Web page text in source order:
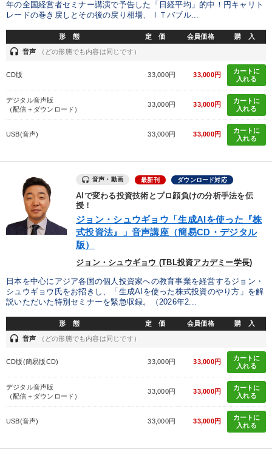
製造業 卸売・小売・飲食業 建設・不動産業
IT・サービス・金融業 コンサルタント 専門家
テレビ・ネットで話題 販売戦略 ブランディング
※「更新」を押すと「テーマ」「キーワード」を更新いただけます。
経営音声・動画を探す refresh 更新する
全国経営者セミナー収録物以外の経営教材（全761タイトル）からお探
しいただけます
2025年春季全国経営者セミナー収録講演ＣＤ・講演ＤＶＤ・デジ
タル版（音声／動画ストリーミング・ダウンロード）
仕事のスキルと人間力を高める知恵を身につける
2026年春季全国経営者セミナー収録講演ＣＤ・講演ＤＶＤ・デジ
タル版（音声／動画ストリーミング・ダウンロード）
【1月】音声・映像
2025年夏季全国経営者セミナー収録講演ＣＤ・講演ＤＶＤ・デジ
タル版（音声／動画ストリーミング・ダウンロード）
年の全国経営者セミナー講演で予告した「日経平均」的中！円キャリト
レードの巻き戻しとその後の戻り相場、ＩＴバブル...
形 態 定 価 会員価格 購 入
headset 音声 （どの形態でも内容は同じです）
CD版 33,000円 33,000円
カートに
入れる
デジタル音声版
（配信＋ダウンロード）
33,000円 33,000円
カートに
入れる
USB(音声) 33,000円 33,000円
カートに
入れる
音声・動画 最新刊 ダウンロード対応
AIで変わる投資技術とプロ顔負けの分析手法を伝
授！
ジョン・シュウギョウ「生成AIを使った『株
式投資法』」音声講座（簡易CD・デジタル
版）
ジョン・シュウギョウ (TBL投資アカデミー学長)
日本を中心にアジア各国の個人投資家への教育事業を経営するジョン・
シュウギョウ氏をお招きし、「生成AIを使った株式投資のやり方」を解
説いただいた特別セミナーを緊急収録。（2026年2...
形 態 定 価 会員価格 購 入
headset 音声 （どの形態でも内容は同じです）
CD版(簡易版CD) 33,000円 33,000円
カートに
入れる
デジタル音声版
（配信＋ダウンロード）
33,000円 33,000円
カートに
入れる
USB(音声) 33,000円 33,000円
カートに
入れる